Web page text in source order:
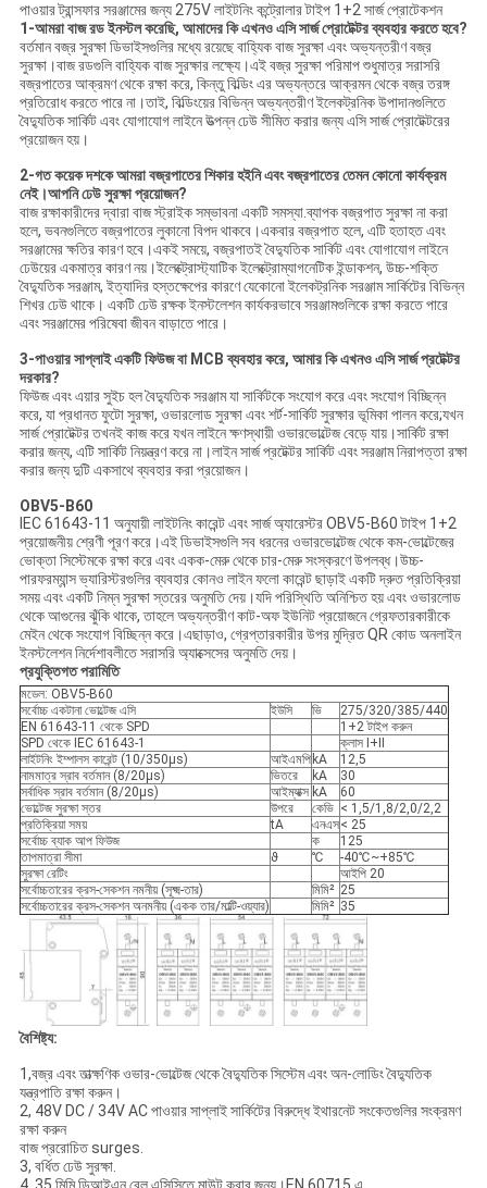
পাওয়ার ট্রান্সফার সরঞ্জামের জন্য 275V লাইটনিং কন্ট্রোলার টাইপ 1+2 সার্জ প্রোটেকশন
1-আমরা বাজ রড ইনস্টল করেছি, আমাদের কি এখনও এসি সার্জ প্রোটেক্টর ব্যবহার করতে হবে?
বর্তমান বজ্র সুরক্ষা ডিভাইসগুলির মধ্যে রয়েছে বাহ্যিক বাজ সুরক্ষা এবং অভ্যন্তরীণ বজ্র
সুরক্ষা।বাজ রডগুলি বাহ্যিক বাজ সুরক্ষার লক্ষ্যে।এই বজ্র সুরক্ষা পরিমাপ শুধুমাত্র সরাসরি
বজ্রপাতের আক্রমণ থেকে রক্ষা করে, কিন্তু বিল্ডিং এর অভ্যন্তরে আক্রমন থেকে বজ্র তরঙ্গ
প্রতিরোধ করতে পারে না।তাই, বিল্ডিংয়ের বিভিন্ন অভ্যন্তরীণ ইলেকট্রনিক উপাদানগুলিতে
বৈদ্যুতিক সার্কিট এবং যোগাযোগ লাইনে উত্পন্ন ঢেউ সীমিত করার জন্য এসি সার্জ প্রোটেক্টরের
প্রয়োজন হয়।
2-গত কয়েক দশকে আমরা বজ্রপাতের শিকার হইনি এবং বজ্রপাতের তেমন কোনো কার্যক্রম
নেই।আপনি ঢেউ সুরক্ষা প্রয়োজন?
বাজ রক্ষাকারীদের দ্বারা বাজ স্ট্রাইক সম্ভাবনা একটি সমস্যা.ব্যাপক বজ্রপাত সুরক্ষা না করা
হলে, ভবনগুলিতে বজ্রপাতের লুকানো বিপদ থাকবে।একবার বজ্রপাত হলে, এটি হতাহত এবং
সরঞ্জামের ক্ষতির কারণ হবে।একই সময়ে, বজ্রপাতই বৈদ্যুতিক সার্কিট এবং যোগাযোগ লাইনে
ঢেউয়ের একমাত্র কারণ নয়।ইলেক্ট্রোস্ট্যাটিক ইলেক্ট্রোম্যাগনেটিক ইন্ডাকশন, উচ্চ-শক্তি
বৈদ্যুতিক সরঞ্জাম, ইত্যাদির হস্তক্ষেপের কারণে যেকোনো ইলেকট্রনিক সরঞ্জাম সার্কিটের বিভিন্ন
শিখর ঢেউ থাকে। একটি ঢেউ রক্ষক ইনস্টলেশন কার্যকরভাবে সরঞ্জামগুলিকে রক্ষা করতে পারে
এবং সরঞ্জামের পরিষেবা জীবন বাড়াতে পারে।
3-পাওয়ার সাপ্লাই একটি ফিউজ বা MCB ব্যবহার করে, আমার কি এখনও এসি সার্জ প্রটেক্টর
দরকার?
ফিউজ এবং এয়ার সুইচ হল বৈদ্যুতিক সরঞ্জাম যা সার্কিটকে সংযোগ করে এবং সংযোগ বিচ্ছিন্ন
করে, যা প্রধানত ফুটো সুরক্ষা, ওভারলোড সুরক্ষা এবং শর্ট-সার্কিট সুরক্ষার ভূমিকা পালন করে;যখন
সার্জ প্রোটেক্টর তখনই কাজ করে যখন লাইনে ক্ষণস্থায়ী ওভারভোল্টেজ বেড়ে যায়।সার্কিট রক্ষা
করার জন্য, এটি সার্কিট নিয়ন্ত্রণ করে না।লাইন সার্জ প্রটেক্টর সার্কিট এবং সরঞ্জাম নিরাপত্তা রক্ষা
করার জন্য দুটি একসাথে ব্যবহার করা প্রয়োজন।
OBV5-B60
IEC 61643-11 অনুযায়ী লাইটনিং কারেন্ট এবং সার্জ অ্যারেস্টর OBV5-B60 টাইপ 1+2
প্রয়োজনীয় শ্রেণী পূরণ করে।এই ডিভাইসগুলি সব ধরনের ওভারভোল্টেজ থেকে কম-ভোল্টেজের
ভোক্তা সিস্টেমকে রক্ষা করে এবং একক-মেরু থেকে চার-মেরু সংস্করণে উপলব্ধ।উচ্চ-
পারফরম্যান্স ভ্যারিস্টরগুলির ব্যবহার কোনও লাইন ফলো কারেন্ট ছাড়াই একটি দ্রুত প্রতিক্রিয়া
সময় এবং একটি নিম্ন সুরক্ষা স্তরের অনুমতি দেয়।যদি পরিস্থিতি অনিশ্চিত হয় এবং ওভারলোড
থেকে আগুনের ঝুঁকি থাকে, তাহলে অভ্যন্তরীণ কাট-অফ ইউনিট প্রয়োজনে গ্রেফতারকারীকে
মেইন থেকে সংযোগ বিচ্ছিন্ন করে।এছাড়াও, গ্রেপ্তারকারীর উপর মুদ্রিত QR কোড অনলাইন
ইনস্টলেশন নির্দেশাবলীতে সরাসরি অ্যাক্সেসের অনুমতি দেয়।
প্রযুক্তিগত পরামিতি
মডেল: OBV5-B60
সর্বোচ্চ একটানা ভোল্টেজ এসি
ইউসি ভি
275/320/385/440
EN 61643-11 থেকে SPD
1+2 টাইপ করুন
SPD থেকে IEC 61643-1
ক্লাস I+II
লাইটনিং ইম্পালস কারেন্ট (10/350µs)
আইএমপি kA
12,5
নামমাত্র স্রাব বর্তমান (8/20µs)
ভিতরে kA
30
সর্বাধিক স্রাব বর্তমান (8/20µs)
আইম্যাক্স kA
60
ভোল্টেজ সুরক্ষা স্তর
উপরে কেভি < 1,5/1,8/2,0/2,2
প্রতিক্রিয়া সময়
tA এনএস< 25
সর্বোচ্চ ব্যাক আপ ফিউজ
ক
125
তাপমাত্রা সীমা
ϑ ℃
-40℃~+85℃
সুরক্ষা রেটিং
আইপি 20
সর্বোচ্চতারের ক্রস-সেকশন নমনীয় (সূক্ষ্ম-তার)
মিমি² 25
সর্বোচ্চতারের ক্রস-সেকশন অনমনীয় (একক তার/মাল্টি-ওয়্যার)
মিমি² 35
বৈশিষ্ট্য:
1,বজ্র এবং তাত্ক্ষণিক ওভার-ভোল্টেজ থেকে বৈদ্যুতিক সিস্টেম এবং অন-লোডিং বৈদ্যুতিক
যন্ত্রপাতি রক্ষা করুন।
2, 48V DC / 34V AC পাওয়ার সাপ্লাই সার্কিটের বিরুদ্ধে ইথারনেট সংকেতগুলির সংক্রমণ
রক্ষা করুন
বাজ প্ররোচিত surges.
3, বর্ধিত ঢেউ সুরক্ষা.